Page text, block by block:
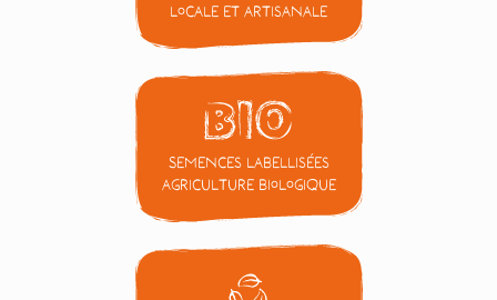
locale et artisanale
Semences labellisées
Agriculture Biologique